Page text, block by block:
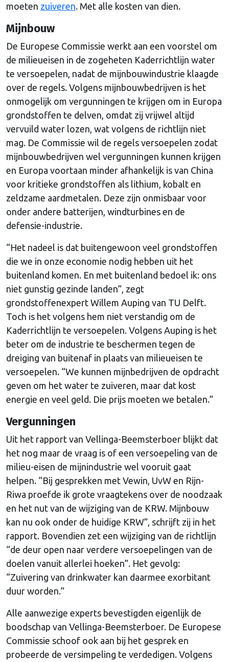
moeten zuiveren. Met alle kosten van dien.
Mijnbouw
De Europese Commissie werkt aan een voorstel om
de milieueisen in de zogeheten Kaderrichtlijn water
te versoepelen, nadat de mijnbouwindustrie klaagde
over de regels. Volgens mijnbouwbedrijven is het
onmogelijk om vergunningen te krijgen om in Europa
grondstoffen te delven, omdat zij vrijwel altijd
vervuild water lozen, wat volgens de richtlijn niet
mag. De Commissie wil de regels versoepelen zodat
mijnbouwbedrijven wel vergunningen kunnen krijgen
en Europa voortaan minder afhankelijk is van China
voor kritieke grondstoffen als lithium, kobalt en
zeldzame aardmetalen. Deze zijn onmisbaar voor
onder andere batterijen, windturbines en de
defensie-industrie.
“Het nadeel is dat buitengewoon veel grondstoffen
die we in onze economie nodig hebben uit het
buitenland komen. En met buitenland bedoel ik: ons
niet gunstig gezinde landen”, zegt
grondstoffenexpert Willem Auping van TU Delft.
Toch is het volgens hem niet verstandig om de
Kaderrichtlijn te versoepelen. Volgens Auping is het
beter om de industrie te beschermen tegen de
dreiging van buitenaf in plaats van milieueisen te
versoepelen. “We kunnen mijnbedrijven de opdracht
geven om het water te zuiveren, maar dat kost
energie en veel geld. Die prijs moeten we betalen.”
Vergunningen
Uit het rapport van Vellinga-Beemsterboer blijkt dat
het nog maar de vraag is of een versoepeling van de
milieu-eisen de mijnindustrie wel vooruit gaat
helpen. “Bij gesprekken met Vewin, UvW en Rijn-
Riwa proefde ik grote vraagtekens over de noodzaak
en het nut van de wijziging van de KRW. Mijnbouw
kan nu ook onder de huidige KRW”, schrijft zij in het
rapport. Bovendien zet een wijziging van de richtlijn
“de deur open naar verdere versoepelingen van de
doelen vanuit allerlei hoeken”. Het gevolg:
“Zuivering van drinkwater kan daarmee exorbitant
duur worden.”
Alle aanwezige experts bevestigden eigenlijk de
boodschap van Vellinga-Beemsterboer. De Europese
Commissie schoof ook aan bij het gesprek en
probeerde de versimpeling te verdedigen. Volgens